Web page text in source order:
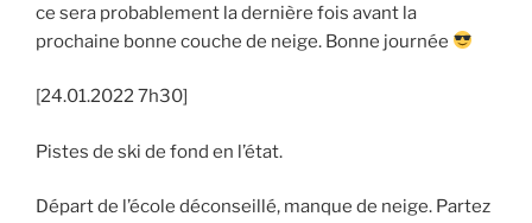
ce sera probablement la dernière fois avant la
prochaine bonne couche de neige. Bonne journée
[24.01.2022 7h30]
Pistes de ski de fond en l’état.
Départ de l’école déconseillé, manque de neige. Partez